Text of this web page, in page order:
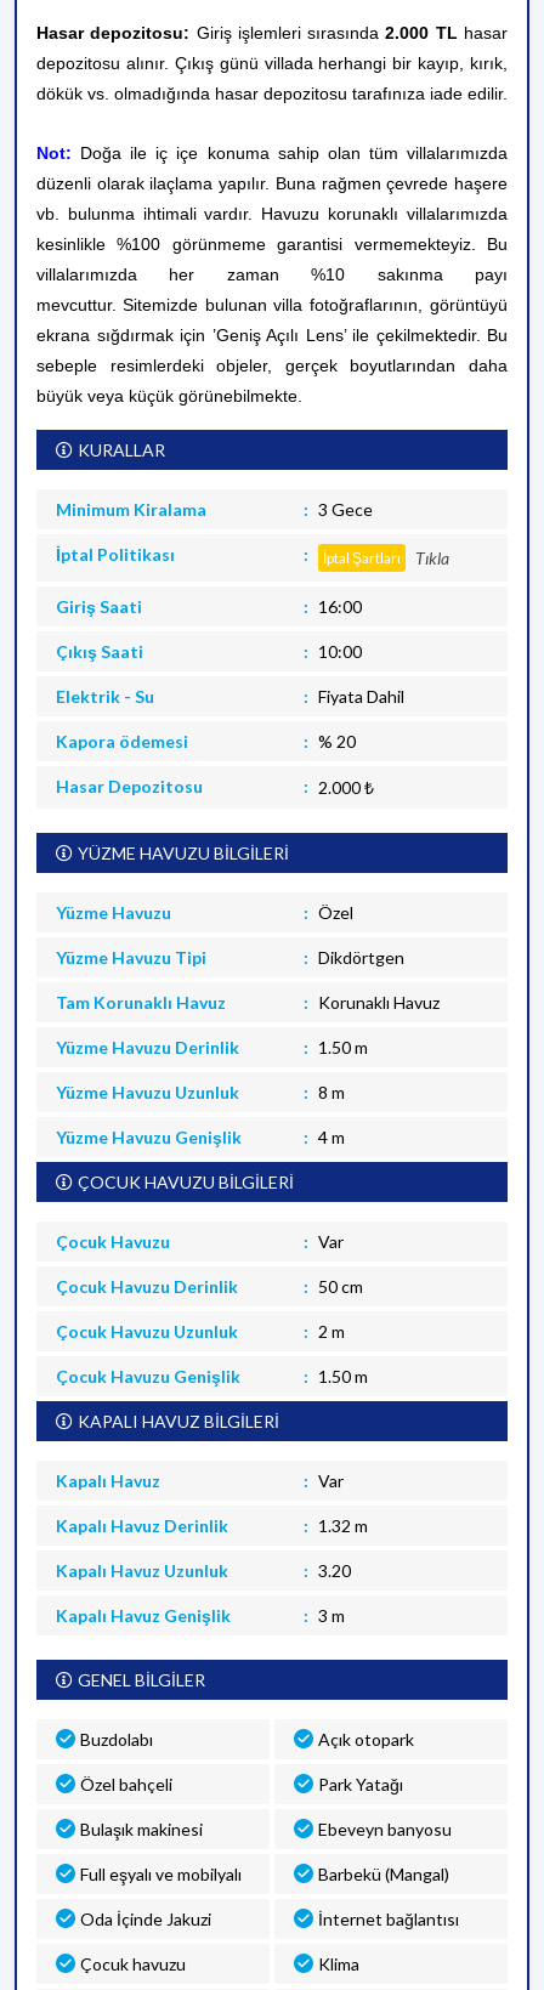
Hasar depozitosu: Giriş işlemleri sırasında2.000 TL hasar
depozitosu alınır. Çıkış günü villada herhangi bir kayıp, kırık,
dökük vs. olmadığında hasar depozitosu tarafınıza iade edilir.
Not: Doğa ile iç içe konuma sahip olan tüm villalarımızda
düzenli olarak ilaçlama yapılır. Buna rağmen çevrede haşere
vb. bulunma ihtimali vardır. Havuzu korunaklı villalarımızda
kesinlikle %100 görünmeme garantisi vermemekteyiz. Bu
villalarımızda her zaman %10 sakınma payı
mevcuttur. Sitemizde bulunan villa fotoğraflarının, görüntüyü
ekrana sığdırmak için ’Geniş Açılı Lens’ ile çekilmektedir. Bu
sebeple resimlerdeki objeler, gerçek boyutlarından daha
büyük veya küçük görünebilmekte.
KURALLAR
Minimum Kiralama 3 Gece
İptal Politikası İptal Şartları Tıkla
Giriş Saati 16:00
Çıkış Saati 10:00
Elektrik - Su Fiyata Dahil
Kapora ödemesi % 20
Hasar Depozitosu 2.000 ₺
YÜZME HAVUZU BİLGİLERİ
Yüzme Havuzu Özel
Yüzme Havuzu Tipi Dikdörtgen
Tam Korunaklı Havuz Korunaklı Havuz
Yüzme Havuzu Derinlik 1.50 m
Yüzme Havuzu Uzunluk 8 m
Yüzme Havuzu Genişlik 4 m
ÇOCUK HAVUZU BİLGİLERİ
Çocuk Havuzu Var
Çocuk Havuzu Derinlik 50 cm
Çocuk Havuzu Uzunluk 2 m
Çocuk Havuzu Genişlik 1.50 m
KAPALI HAVUZ BİLGİLERİ
Kapalı Havuz Var
Kapalı Havuz Derinlik 1.32 m
Kapalı Havuz Uzunluk 3.20
Kapalı Havuz Genişlik 3 m
GENEL BİLGİLER
Buzdolabı Açık otopark
Özel bahçeli Park Yatağı
Bulaşık makinesi Ebeveyn banyosu
Full eşyalı ve mobilyalı Barbekü (Mangal)
Oda İçinde Jakuzi İnternet bağlantısı
Çocuk havuzu Klima